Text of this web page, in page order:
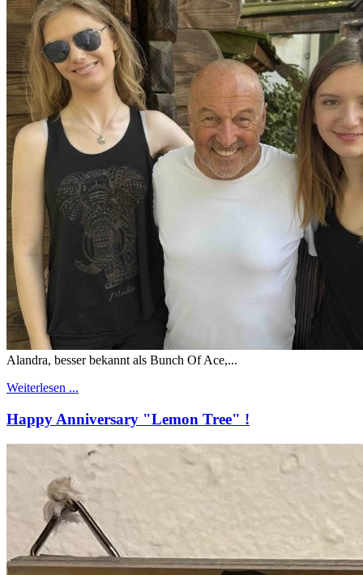
Alandra, besser bekannt als Bunch Of Ace,...
Weiterlesen ...
Happy Anniversary "Lemon Tree" !